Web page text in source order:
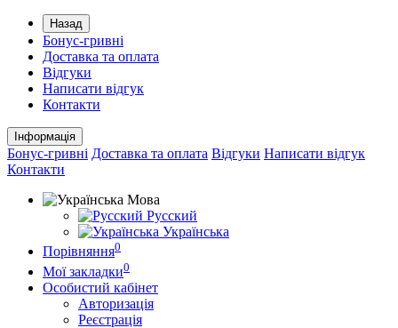
Назад
Бонус-гривні
Доставка та оплата
Відгуки
Написати відгук
Контакти
Інформація
Бонус-гривні Доставка та оплата Відгуки Написати відгук
Контакти
Мова
Русский
Українська
Порівняння0
Мої закладки0
Особистий кабінет
Авторизація
Реєстрація